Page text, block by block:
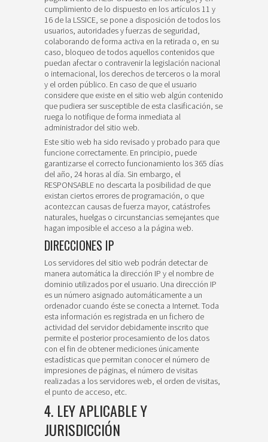
cumplimiento de lo dispuesto en los artículos 11 y
16 de la LSSICE, se pone a disposición de todos los
usuarios, autoridades y fuerzas de seguridad,
colaborando de forma activa en la retirada o, en su
caso, bloqueo de todos aquellos contenidos que
puedan afectar o contravenir la legislación nacional
o internacional, los derechos de terceros o la moral
y el orden público. En caso de que el usuario
considere que existe en el sitio web algún contenido
que pudiera ser susceptible de esta clasificación, se
ruega lo notifique de forma inmediata al
administrador del sitio web.
Este sitio web ha sido revisado y probado para que
funcione correctamente. En principio, puede
garantizarse el correcto funcionamiento los 365 días
del año, 24 horas al día. Sin embargo, el
RESPONSABLE no descarta la posibilidad de que
existan ciertos errores de programación, o que
acontezcan causas de fuerza mayor, catástrofes
naturales, huelgas o circunstancias semejantes que
hagan imposible el acceso a la página web.
DIRECCIONES IP
Los servidores del sitio web podrán detectar de
manera automática la dirección IP y el nombre de
dominio utilizados por el usuario. Una dirección IP
es un número asignado automáticamente a un
ordenador cuando éste se conecta a Internet. Toda
esta información es registrada en un fichero de
actividad del servidor debidamente inscrito que
permite el posterior procesamiento de los datos
con el fin de obtener mediciones únicamente
estadísticas que permitan conocer el número de
impresiones de páginas, el número de visitas
realizadas a los servidores web, el orden de visitas,
el punto de acceso, etc.
4. LEY APLICABLE Y
JURISDICCIÓN